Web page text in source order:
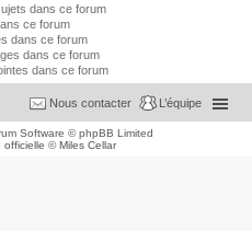
dans ce forum
ce forum
dans ce forum
dans ce forum
dans ce forum
L’équipe
Nous contacter
Software © phpBB Limited
officielle ©Miles Cellar